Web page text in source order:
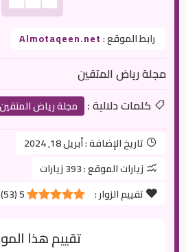
رابط الموقع :Almotaqeen.net
مجلة رياض المتقين
كلمات دلالية :
مجلة رياض المتقين
تاريخ الإضافة :أبريل 18, 2024
زيارات الموقع :393 زيارات
تقييم الزوار :
5
(
53
)
تقييم هذا